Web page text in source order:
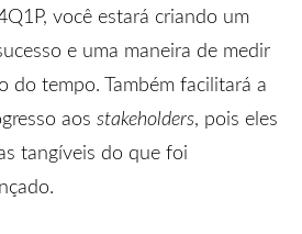
você estará criando um
e uma maneira de medir
do tempo. Também facilitará a
aos stakeholders, pois eles
tangíveis do que foi